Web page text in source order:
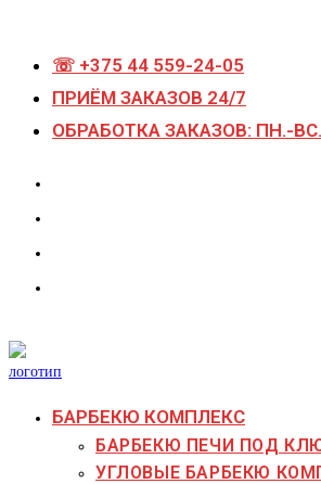
содержимому
☏ +375 44 559-24-05
ПРИЁМ ЗАКАЗОВ 24/7
ОБРАБОТКА ЗАКАЗОВ: ПН.-ВС.
БАРБЕКЮ КОМПЛЕКС
БАРБЕКЮ ПЕЧИ ПОД
УГЛОВЫЕ БАРБЕКЮ